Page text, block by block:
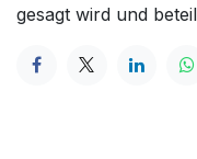
gesagt wird und